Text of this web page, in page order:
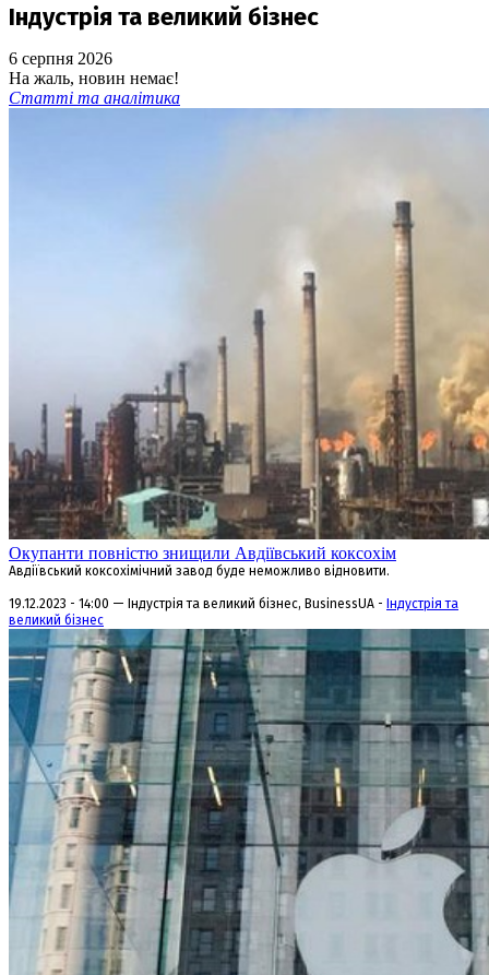
Індустрія та великий бізнес
6 серпня 2026
На жаль, новин немає!
Статті та аналітика
Окупанти повністю знищили Авдіївський коксохім
Авдіївський коксохімічний завод буде неможливо відновити.
19.12.2023 - 14:00 — Індустрія та великий бізнес, BusinessUA - Індустрія та
великий бізнес